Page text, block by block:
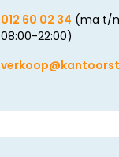
012 60 02 34 (ma t/
08:00-22:00)